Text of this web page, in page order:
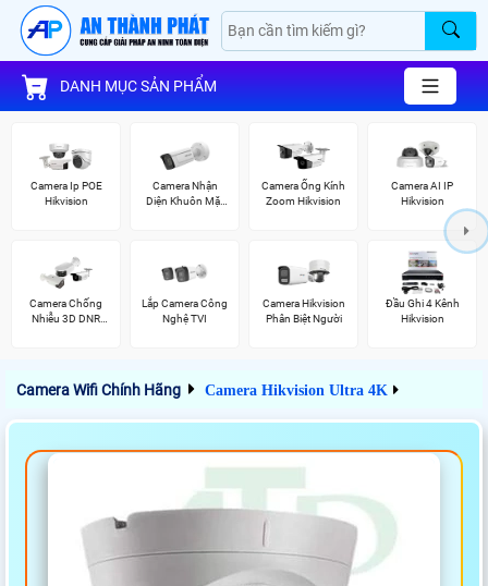
DANH MỤC SẢN PHẨM
Camera Ip POE
Hikvision
Camera Nhận
Diện Khuôn Mặt
Camera Ống Kính
Zoom Hikvision
Camera AI IP
Hikvision
Camera Chống
Nhiễu 3D DNR
Lắp Camera Công
Nghệ TVI
Camera Hikvision
Phân Biệt Người
Đầu Ghi 4 Kênh
Hikvision
Camera Wifi Chính Hãng Camera Hikvision Ultra 4K